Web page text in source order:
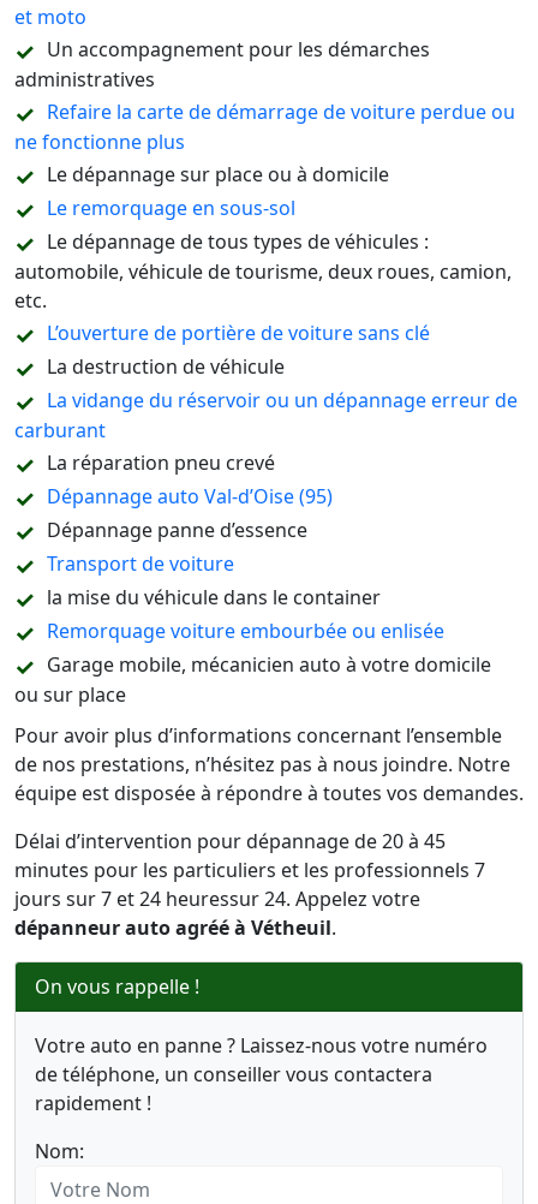
et moto
Un accompagnement pour les démarches
administratives
Refaire la carte de démarrage de voiture perdue ou
ne fonctionne plus
Le dépannage sur place ou à domicile
Le remorquage en sous-sol
Le dépannage de tous types de véhicules :
automobile, véhicule de tourisme, deux roues, camion,
etc.
L’ouverture de portière de voiture sans clé
La destruction de véhicule
La vidange du réservoir ou un dépannage erreur de
carburant
La réparation pneu crevé
Dépannage auto Val-d’Oise (95)
Dépannage panne d’essence
Transport de voiture
la mise du véhicule dans le container
Remorquage voiture embourbée ou enlisée
Garage mobile, mécanicien auto à votre domicile
ou sur place
Pour avoir plus d’informations concernant l’ensemble
de nos prestations, n’hésitez pas à nous joindre. Notre
équipe est disposée à répondre à toutes vos demandes.
Délai d’intervention pour dépannage de 20 à 45
minutes pour les particuliers et les professionnels 7
jours sur 7 et 24 heuressur 24. Appelez votre
dépanneur auto agréé à Vétheuil.
On vous rappelle !
Votre auto en panne ? Laissez-nous votre numéro
de téléphone, un conseiller vous contactera
rapidement !
Nom: